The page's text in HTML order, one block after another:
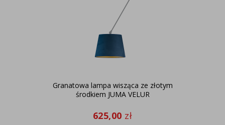
Granatowa lampa wisząca ze złotym
środkiem JUMA VELUR
625,00 zł